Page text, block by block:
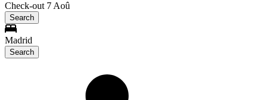
Check-out 7 Aoû
Search
Madrid
Search